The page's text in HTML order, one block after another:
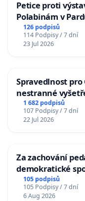
Petice proti
Polabinám v
126 podpisů
114 Podpisy / 7 dní
23 Jul 2026
Spravedlnost
nestranné
1 682 podpisů
107 Podpisy / 7 dní
22 Jul 2026
Za zachování
demokratické
105 podpisů
105 Podpisy / 7 dní
6 Aug 2026